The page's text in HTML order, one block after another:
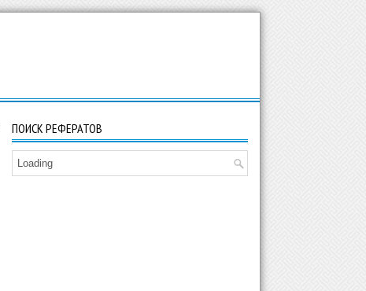
ПОИСК РЕФЕРАТОВ
Loading